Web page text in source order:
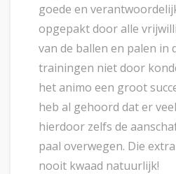
goede en
opgepakt door alle
van de ballen en palen in
trainingen niet door
het animo een groot
heb al gehoord dat er
hierdoor zelfs de
paal overwegen. Die
nooit kwaad natuurlijk!